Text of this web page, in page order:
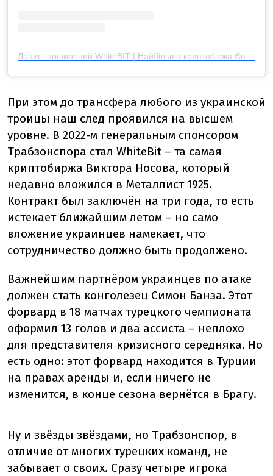
При этом до трансфера любого из украинской
троицы наш след проявился на высшем
уровне. В 2022-м генеральным спонсором
Трабзонспора стал WhiteBit – та самая
криптобиржа Виктора Носова, который
недавно вложился в Металлист 1925.
Контракт был заключён на три года, то есть
истекает ближайшим летом – но само
вложение украинцев намекает, что
сотрудничество должно быть продолжено.
Важнейшим партнёром украинцев по атаке
должен стать конголезец Симон Банза. Этот
форвард в 18 матчах турецкого чемпионата
оформил 13 голов и два ассиста – неплохо
для представителя кризисного середняка. Но
есть одно: этот форвард находится в Турции
на правах аренды и, если ничего не
изменится, в конце сезона вернётся в Брагу.
Ну и звёзды звёздами, но Трабзонспор, в
отличие от многих турецких команд, не
забывает о своих. Сразу четыре игрока